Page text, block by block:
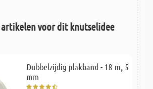
voor dit knutselidee
Dubbelzijdig plakband - 18 m, 5
mm